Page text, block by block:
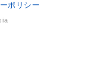
ポリシー